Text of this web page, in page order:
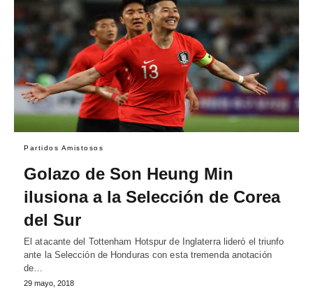
Partidos Amistosos
Golazo de Son Heung Min
ilusiona a la Selección de Corea
del Sur
El atacante del Tottenham Hotspur de Inglaterra lideró el triunfo
ante la Selección de Honduras con esta tremenda anotación
de…
29 mayo, 2018